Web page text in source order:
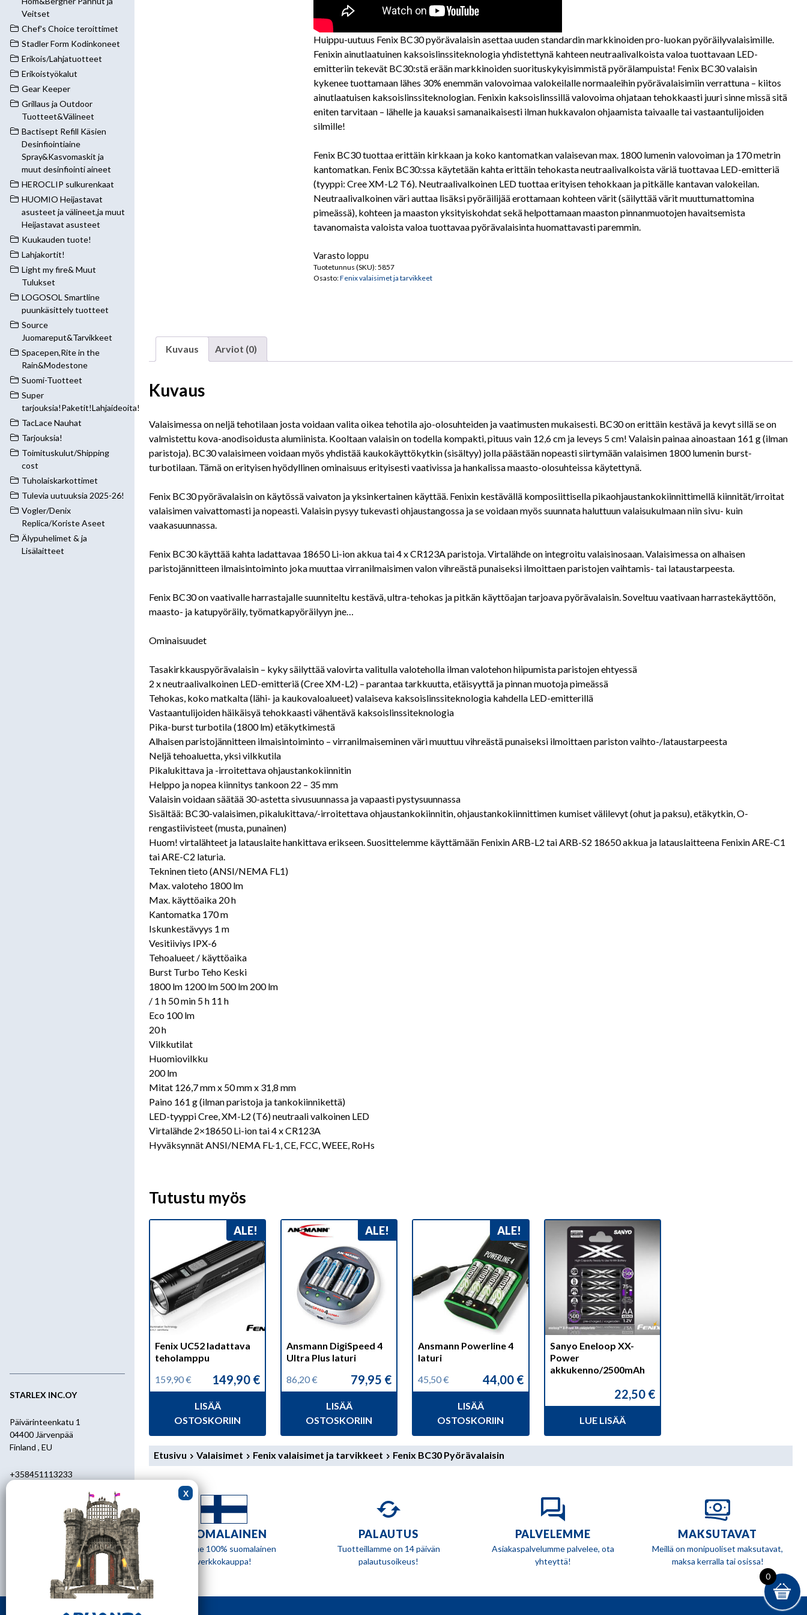
Veitset
Chef's Choice teroittimet
Stadler Form Kodinkoneet
Erikois/Lahjatuotteet
Erikoistyökalut
Gear Keeper
Grillaus ja Outdoor
Tuotteet&Välineet
Bactisept Refill Käsien
Desinfiointiaine
Spray&Kasvomaskit ja
muut desinfiointi aineet
HEROCLIP sulkurenkaat
HUOMIO Heijastavat
asusteet ja välineet,ja muut
Heijastavat asusteet
Kuukauden tuote!
Lahjakortit!
Light my fire& Muut
Tulukset
LOGOSOL Smartline
puunkäsittely tuotteet
Source
Juomareput&Tarvikkeet
Spacepen,Rite in the
Rain&Modestone
Suomi-Tuotteet
Super
tarjouksia!Paketit!Lahjaideoita!
TacLace Nauhat
Tarjouksia!
Toimituskulut/Shipping
cost
Tuholaiskarkottimet
Tulevia uutuuksia 2025-26!
Vogler/Denix
Replica/Koriste Aseet
Älypuhelimet & ja
Lisälaitteet
STARLEX INC.OY
Päivärinteenkatu 1
04400 Järvenpää
Finland , EU
+358451113233
starlex@kolumbus.fi
Asiakaspalvelu
ark.klo 08.30-17.00
Huippu-uutuus Fenix BC30 pyörävalaisin asettaa uuden standardin markkinoiden pro-luokan pyöräilyvalaisimille.
Fenixin ainutlaatuinen kaksoislinssiteknologia yhdistettynä kahteen neutraalivalkoista valoa tuottavaan LED-
emitteriin tekevät BC30:stä erään markkinoiden suorituskykyisimmistä pyörälampuista! Fenix BC30 valaisin
kykenee tuottamaan lähes 30% enemmän valovoimaa valokeilalle normaaleihin pyörävalaisimiin verrattuna – kiitos
ainutlaatuisen kaksoislinssiteknologian. Fenixin kaksoislinssillä valovoima ohjataan tehokkaasti juuri sinne missä sitä
eniten tarvitaan – lähelle ja kauaksi samanaikaisesti ilman hukkavalon ohjaamista taivaalle tai vastaantulijoiden
silmille!
Fenix BC30 tuottaa erittäin kirkkaan ja koko kantomatkan valaisevan max. 1800 lumenin valovoiman ja 170 metrin
kantomatkan. Fenix BC30:ssa käytetään kahta erittäin tehokasta neutraalivalkoista väriä tuottavaa LED-emitteriä
(tyyppi: Cree XM-L2 T6). Neutraalivalkoinen LED tuottaa erityisen tehokkaan ja pitkälle kantavan valokeilan.
Neutraalivalkoinen väri auttaa lisäksi pyöräilijää erottamaan kohteen värit (säilyttää värit muuttumattomina
pimeässä), kohteen ja maaston yksityiskohdat sekä helpottamaan maaston pinnanmuotojen havaitsemista
tavanomaista valoista valoa tuottavaa pyörävalaisinta huomattavasti paremmin.
Varasto loppu
Tuotetunnus (SKU):5857
Osasto:Fenix valaisimet ja tarvikkeet
Kuvaus Arviot (0)
Kuvaus
Valaisimessa on neljä tehotilaan josta voidaan valita oikea tehotila ajo-olosuhteiden ja vaatimusten mukaisesti. BC30 on erittäin kestävä ja kevyt sillä se on
valmistettu kova-anodisoidusta alumiinista. Kooltaan valaisin on todella kompakti, pituus vain 12,6 cm ja leveys 5 cm! Valaisin painaa ainoastaan 161 g (ilman
paristoja). BC30 valaisimeen voidaan myös yhdistää kaukokäyttökytkin (sisältyy) jolla päästään nopeasti siirtymään valaisimen 1800 lumenin burst-
turbotilaan. Tämä on erityisen hyödyllinen ominaisuus erityisesti vaativissa ja hankalissa maasto-olosuhteissa käytettynä.
Fenix BC30 pyörävalaisin on käytössä vaivaton ja yksinkertainen käyttää. Fenixin kestävällä komposiittisella pikaohjaustankokiinnittimellä kiinnität/irroitat
valaisimen vaivattomasti ja nopeasti. Valaisin pysyy tukevasti ohjaustangossa ja se voidaan myös suunnata haluttuun valaisukulmaan niin sivu- kuin
vaakasuunnassa.
Fenix BC30 käyttää kahta ladattavaa 18650 Li-ion akkua tai 4 x CR123A paristoja. Virtalähde on integroitu valaisinosaan. Valaisimessa on alhaisen
paristojännitteen ilmaisintoiminto joka muuttaa virranilmaisimen valon vihreästä punaiseksi ilmoittaen paristojen vaihtamis- tai lataustarpeesta.
Fenix BC30 on vaativalle harrastajalle suunniteltu kestävä, ultra-tehokas ja pitkän käyttöajan tarjoava pyörävalaisin. Soveltuu vaativaan harrastekäyttöön,
maasto- ja katupyöräily, työmatkapyöräilyyn jne…
Ominaisuudet
Tasakirkkauspyörävalaisin – kyky säilyttää valovirta valitulla valoteholla ilman valotehon hiipumista paristojen ehtyessä
2 x neutraalivalkoinen LED-emitteriä (Cree XM-L2) – parantaa tarkkuutta, etäisyyttä ja pinnan muotoja pimeässä
Tehokas, koko matkalta (lähi- ja kaukovaloalueet) valaiseva kaksoislinssiteknologia kahdella LED-emitterillä
Vastaantulijoiden häikäisyä tehokkaasti vähentävä kaksoislinssiteknologia
Pika-burst turbotila (1800 lm) etäkytkimestä
Alhaisen paristojännitteen ilmaisintoiminto – virranilmaiseminen väri muuttuu vihreästä punaiseksi ilmoittaen pariston vaihto-/lataustarpeesta
Neljä tehoaluetta, yksi vilkkutila
Pikalukittava ja -irroitettava ohjaustankokiinnitin
Helppo ja nopea kiinnitys tankoon 22 – 35 mm
Valaisin voidaan säätää 30-astetta sivusuunnassa ja vapaasti pystysuunnassa
Sisältää: BC30-valaisimen, pikalukittava/-irroitettava ohjaustankokiinnitin, ohjaustankokiinnittimen kumiset välilevyt (ohut ja paksu), etäkytkin, O-
rengastiivisteet (musta, punainen)
Huom! virtalähteet ja latauslaite hankittava erikseen. Suosittelemme käyttämään Fenixin ARB-L2 tai ARB-S2 18650 akkua ja latauslaitteena Fenixin ARE-C1
tai ARE-C2 laturia.
Tekninen tieto (ANSI/NEMA FL1)
Max. valoteho 1800 lm
Max. käyttöaika 20 h
Kantomatka 170 m
Iskunkestävyys 1 m
Vesitiiviys IPX-6
Tehoalueet / käyttöaika
Burst Turbo Teho Keski
1800 lm 1200 lm 500 lm 200 lm
/ 1 h 50 min 5 h 11 h
Eco 100 lm
20 h
Vilkkutilat
Huomiovilkku
200 lm
Mitat 126,7 mm x 50 mm x 31,8 mm
Paino 161 g (ilman paristoja ja tankokiinnikettä)
LED-tyyppi Cree, XM-L2 (T6) neutraali valkoinen LED
Virtalähde 2×18650 Li-ion tai 4 x CR123A
Hyväksynnät ANSI/NEMA FL-1, CE, FCC, WEEE, RoHs
Tutustu myös
ALE!
Fenix UC52 ladattava
teholamppu
159,90€
Alkuperäinen
159,90 €.
149,90 €
Nykyinen
149,90 €.
LISÄÄ
OSTOSKORIIN
ALE!
Ansmann DigiSpeed 4
Ultra Plus laturi
86,20€
Alkuperäinen
86,20 €.
79,95 €
Nykyinen
79,95 €.
LISÄÄ
OSTOSKORIIN
ALE!
Ansmann Powerline 4
laturi
45,50€
Alkuperäinen
45,50 €.
44,00 €
Nykyinen
44,00 €.
LISÄÄ
OSTOSKORIIN
Sanyo Eneloop XX-
Power
akkukenno/2500mAh
22,50 €
LUE LISÄÄ
Etusivu Valaisimet Fenix valaisimet ja tarvikkeet Fenix BC30 Pyörävalaisin
SUOMALAINEN
Olemme 100% suomalainen
verkkokauppa!
PALAUTUS
Tuotteillamme on 14 päivän
palautusoikeus!
PALVELEMME
Asiakaspalvelumme palvelee, ota
yhteyttä!
MAKSUTAVAT
Meillä on monipuoliset maksutavat,
maksa kerralla tai osissa!
0